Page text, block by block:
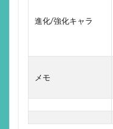
進化/強化キャラ
メモ